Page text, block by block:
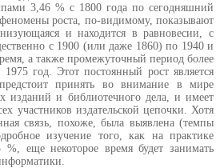
3,46 % с 1800 года по сегодняшний
роста, по-видимому, показывают
и находится в равновесии, с
с 1900 (или даже 1860) по 1940 и
а также промежуточный период более
год. Этот постоянный рост является
принять во внимание в мире
изданий и библиотечного дела, и имеет
участников издательской цепочки. Хотя
связь, похоже, была выявлена ​​(темпы
изучение того, как на практике
%, еще некоторое время будет занимать